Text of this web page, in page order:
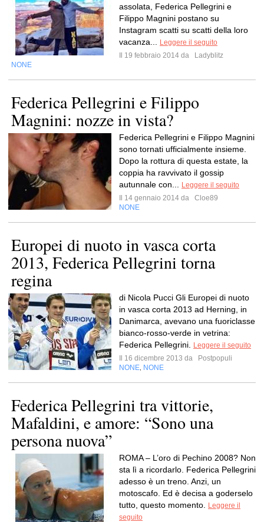
assolata, Federica Pellegrini e
Filippo Magnini postano su
Instagram scatti su scatti della loro
vacanza...
Leggere il seguito
Il 19 febbraio 2014 da
Ladyblitz
NONE
Federica Pellegrini e Filippo
Magnini: nozze in vista?
Federica Pellegrini e Filippo Magnini
sono tornati ufficialmente insieme.
Dopo la rottura di questa estate, la
coppia ha ravvivato il gossip
autunnale con...
Leggere il seguito
Il 14 gennaio 2014 da
Cloe89
NONE
Europei di nuoto in vasca corta
2013, Federica Pellegrini torna
regina
di Nicola Pucci Gli Europei di nuoto
in vasca corta 2013 ad Herning, in
Danimarca, avevano una fuoriclasse
bianco-rosso-verde in vetrina:
Federica Pellegrini.
Leggere il seguito
Il 16 dicembre 2013 da
Postpopuli
NONE NONE
Federica Pellegrini tra vittorie,
Mafaldini, e amore: “Sono una
persona nuova”
ROMA – L’oro di Pechino 2008? Non
sta lì a ricordarlo. Federica Pellegrini
adesso è un treno. Anzi, un
motoscafo. Ed è decisa a goderselo
tutto, questo momento.
Leggere il
seguito